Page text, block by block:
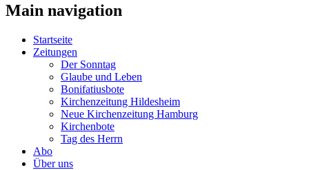
Main navigation
Startseite
Zeitungen
Der Sonntag
Glaube und Leben
Bonifatiusbote
Kirchenzeitung Hildesheim
Neue Kirchenzeitung Hamburg
Kirchenbote
Tag des Herrn
Abo
Über uns